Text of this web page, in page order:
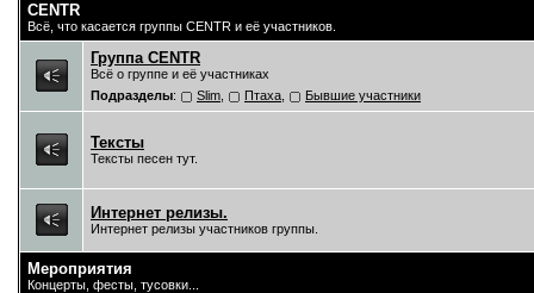
CENTR
Всё, что касается группы CENTR и её участников.
Группа CENTR
Всё о группе и её участниках
Подразделы: Slim Птаха Бывшие участники
Тексты
Тексты песен тут.
Интернет релизы.
Интернет релизы участников группы.
Мероприятия
Концерты, фесты, тусовки...